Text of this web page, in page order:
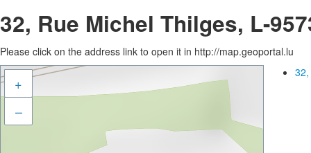
32, Rue Michel Thilges, L-
Please click on the address link to open it in http://map.geoportal.lu
+
–